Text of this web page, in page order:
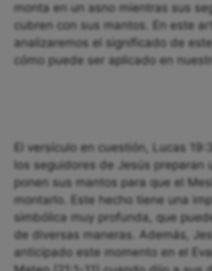
monta en un asno mientras sus
cubren con sus mantos. En este
analizaremos el significado de
cómo puede ser aplicado en
El versículo en cuestión, Lucas
los seguidores de Jesús preparan
ponen sus mantos para que el
montarlo. Este hecho tiene una
simbólica muy profunda, que
de diversas maneras. Además,
anticipado este momento en el